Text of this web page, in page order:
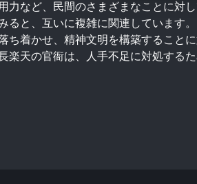
など、民間のさまざまなことに対
と、互いに複雑に関連しています
着かせ、精神文明を構築すること
天の官衙は、人手不足に対処する